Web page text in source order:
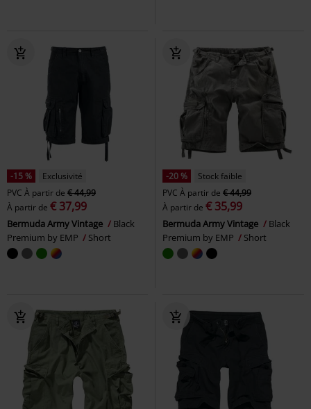
-15 %
Exclusivité
PVC À partir de € 44,99
À partir de € 37,99
Bermuda Army Vintage
Black
Premium by EMP
Short
-20 %
Stock faible
PVC À partir de € 44,99
À partir de € 35,99
Bermuda Army Vintage
Black
Premium by EMP
Short